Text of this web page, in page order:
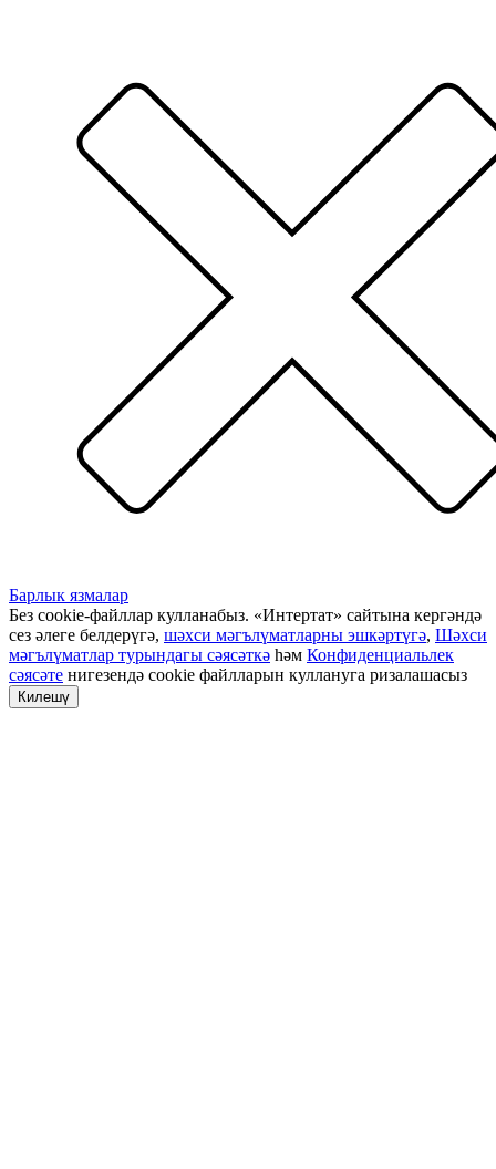
Барлык язмалар
Без cookie-файллар кулланабыз. «Интертат» сайтына кергәндә
сез әлеге белдерүгә, шәхси мәгълүматларны эшкәртүгә, Шәхси
мәгълүматлар турындагы сәясәткә һәм Конфиденциальлек
сәясәте нигезендә cookie файлларын куллануга ризалашасыз
Килешү